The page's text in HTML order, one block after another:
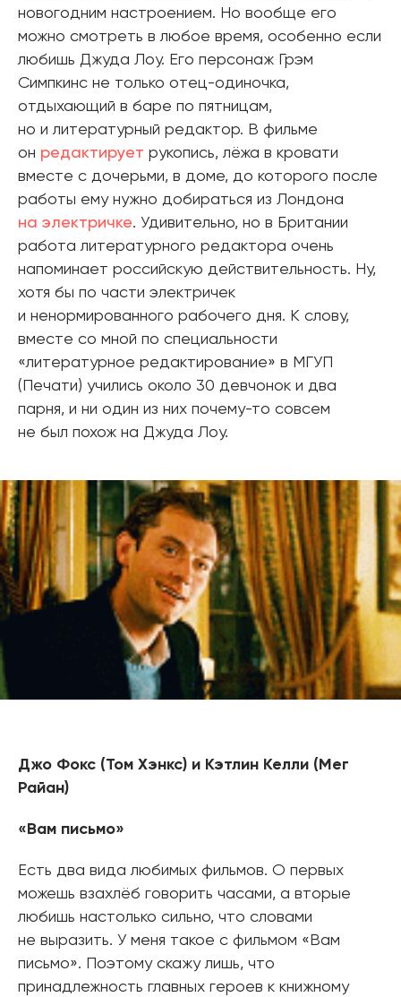
новогодним настроением. Но вообще его
можно смотреть в любое время, особенно если
любишь Джуда Лоу. Его персонаж Грэм
Симпкинс не только отец-одиночка,
отдыхающий в баре по пятницам,
но и литературный редактор. В фильме
он редактирует рукопись, лёжа в кровати
вместе с дочерьми, в доме, до которого после
работы ему нужно добираться из Лондона
на электричке. Удивительно, но в Британии
работа литературного редактора очень
напоминает российскую действительность. Ну,
хотя бы по части электричек
и ненормированного рабочего дня. К слову,
вместе со мной по специальности
«литературное редактирование» в МГУП
(Печати) учились около 30 девчонок и два
парня, и ни один из них почему-то совсем
не был похож на Джуда Лоу.
Джо Фокс (Том Хэнкс) и Кэтлин Келли (Мег
Райан)
«Вам письмо»
Есть два вида любимых фильмов. О первых
можешь взахлёб говорить часами, а вторые
любишь настолько сильно, что словами
не выразить. У меня такое с фильмом «Вам
письмо». Поэтому скажу лишь, что
принадлежность главных героев к книжному